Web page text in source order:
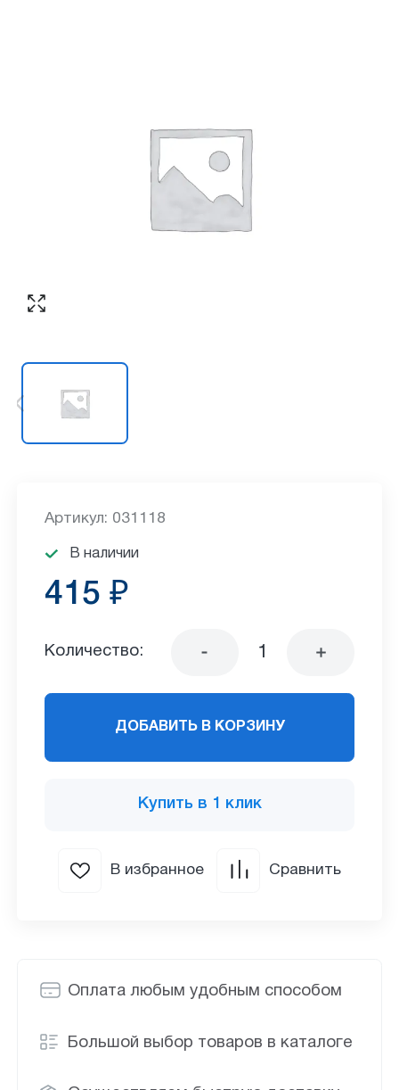
Оплата любым удобным способом
Большой выбор товаров в каталоге
Артикул: 031118
В наличии
415 ₽
Количество:
ДОБАВИТЬ В КОРЗИНУ
Купить в 1 клик
В избранное Сравнить
ПЕРЕЗВОНИТЕ МНЕ
Согласен с обработкой персональных
данных в соответствии с